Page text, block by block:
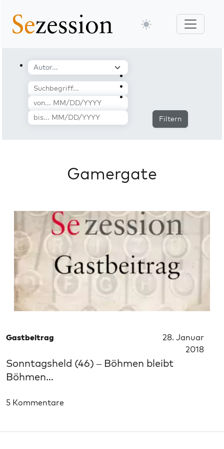
Filtern
Gamergate
Gastbeitrag
28. Januar
2018
Sonntagsheld (46) – Böhmen bleibt
Böhmen…
5 Kommentare